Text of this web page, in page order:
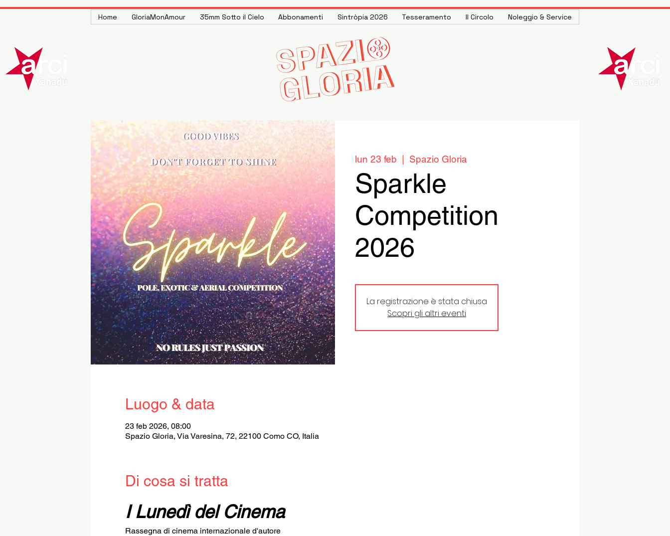
Home GloriaMonAmour 35mm Sotto il Cielo Abbonamenti Sintròpia 2026 Tesseramento Il Circolo Noleggio & Service
lun 23 feb Spazio Gloria
Sparkle
Competition
2026
La registrazione è stata chiusa
Scopri gli altri eventi
Luogo & data
23 feb 2026, 08:00
Spazio Gloria, Via Varesina, 72, 22100 Como CO, Italia
Di cosa si tratta
I Lunedì del Cinema
Rassegna di cinema internazionale d'autore